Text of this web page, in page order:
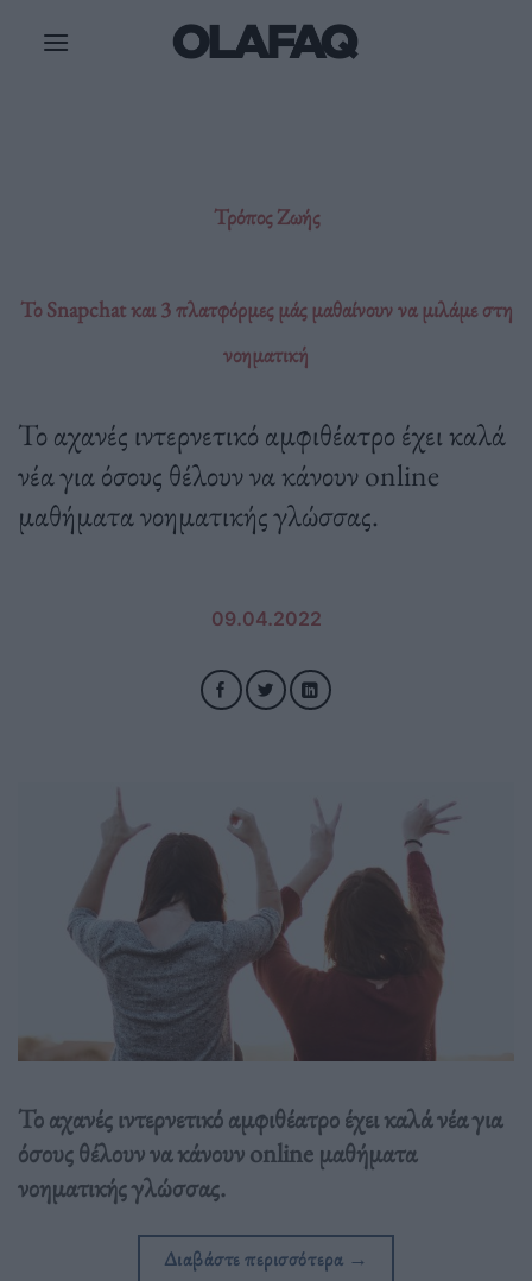
Τρόπος Ζωής
Το Snapchat και 3 πλατφόρμες μάς μαθαίνουν να μιλάμε στη
νοηματική
Το αχανές ιντερνετικό αμφιθέατρο έχει καλά
νέα για όσους θέλουν να κάνουν online
μαθήματα νοηματικής γλώσσας.
09.04.2022
Το αχανές ιντερνετικό αμφιθέατρο έχει καλά νέα για
όσους θέλουν να κάνουν online μαθήματα
νοηματικής γλώσσας.
Διαβάστε περισσότερα →